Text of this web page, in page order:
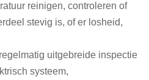
reinigen, controleren of
stevig is, of er losheid,
uitgebreide inspectie
systeem,